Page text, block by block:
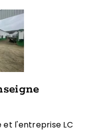
et l'entreprise LC